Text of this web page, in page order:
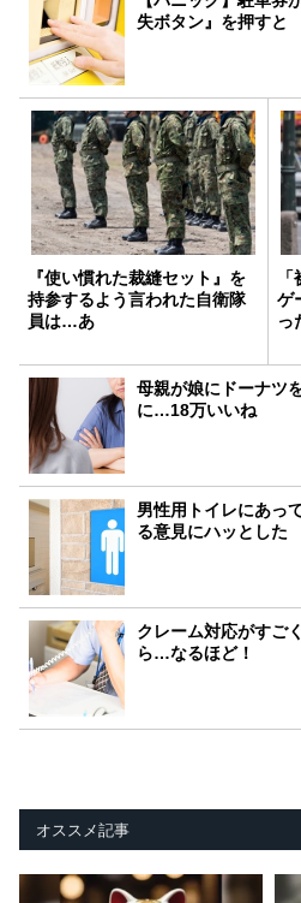
失ボタン』を押すと
『使い慣れた裁縫セット』を
持参するよう言われた自衛隊
員は…あ
ゲ
っ
母親が娘にドーナツ
に…18万いいね
男性用トイレにあっ
る意見にハッとした
クレーム対応がすご
ら…なるほど！
オススメ記事